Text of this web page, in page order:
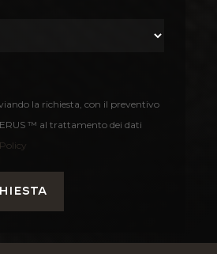
la richiesta, con il preventivo
™ al trattamento dei dati